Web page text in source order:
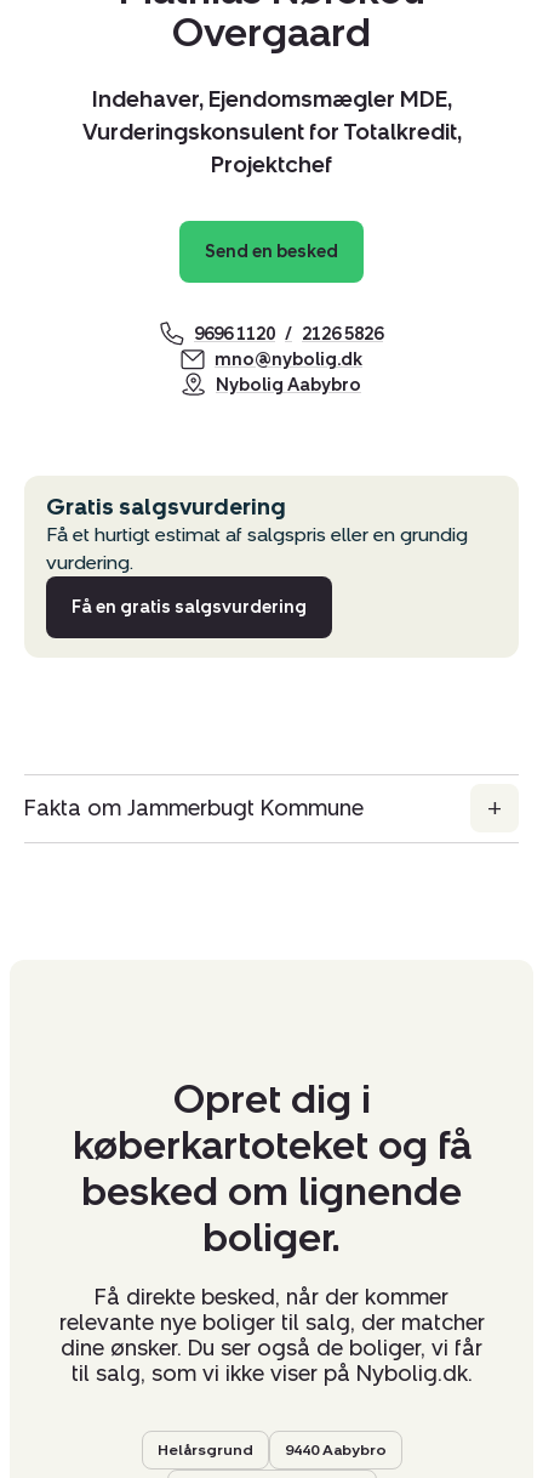
Overgaard
Indehaver, Ejendomsmægler MDE,
Vurderingskonsulent for Totalkredit,
Projektchef
Send en besked
9696 1120
2126 5826
mno@nybolig.dk
Nybolig Aabybro
Gratis salgsvurdering
Få et hurtigt estimat af salgspris eller en grundig
vurdering.
Få en gratis salgsvurdering
Fakta om Jammerbugt Kommune
Opret dig i
køberkartoteket og få
besked om lignende
boliger.
Få direkte besked, når der kommer
relevante nye boliger til salg, der matcher
dine ønsker. Du ser også de boliger, vi får
til salg, som vi ikke viser på Nybolig.dk.
Helårsgrund 9440 Aabybro